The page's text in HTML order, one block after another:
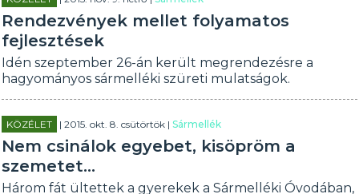
Rendezvények mellet folyamatos
fejlesztések
Idén szeptember 26-án került megrendezésre a
hagyományos sármelléki szüreti mulatságok.
KÖZÉLET | 2015. okt. 8. csütörtök |Sármellék
Nem csinálok egyebet, kisöpröm a
szemetet...
Három fát ültettek a gyerekek a Sármelléki Óvodában,